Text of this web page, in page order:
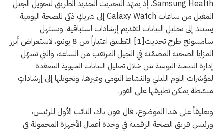
Samsung Health، إذ يمهّد التحديث الجديد الطريق لتحويل الجيل
المقبل من ساعات Galaxy Watch إلى شريكٍ ذكي للصحة اليومية
يستند إلى تحليل البيانات لتقديم إرشادات استباقية. وتستهل
سامسونج طرح تحديث[1] التطبيق اعتباراً من 8 يونيو، لاستعراض أبرز
المزايا الصحية المضمّنة في الجيل المرتقب من الساعة، والتي تسهّل
إدارة الصحة اليومية من خلال تحليل البيانات الحيوية المعقدة
لمؤشرات النوم الليلي والنشاط اليومي وغيرها، وتحويلها إلى إرشاداتٍ
مبسّطة يمكن تطبيقها على الفور.
وتعليقاً على هذا الموضوع، قال هون باك، النائب الأول للرئيس،
ورئيس فريق الصحة الرقمية في وحدة أعمال الأجهزة المحمولة في